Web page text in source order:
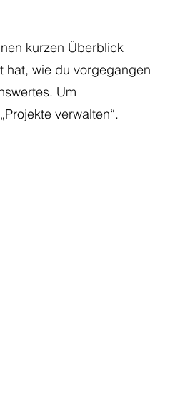
kurzen Überblick
hat, wie du vorgegangen
Um
verwalten“.